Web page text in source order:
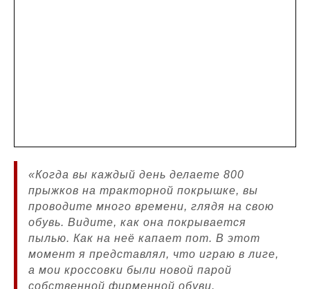
«Когда вы каждый день делаете 800
прыжков на тракторной покрышке, вы
проводите много времени, глядя на свою
обувь. Видите, как она покрывается
пылью. Как на неё капает пот. В этот
момент я представлял, что играю в лиге,
а мои кроссовки были новой парой
собственной фирменной обуви.